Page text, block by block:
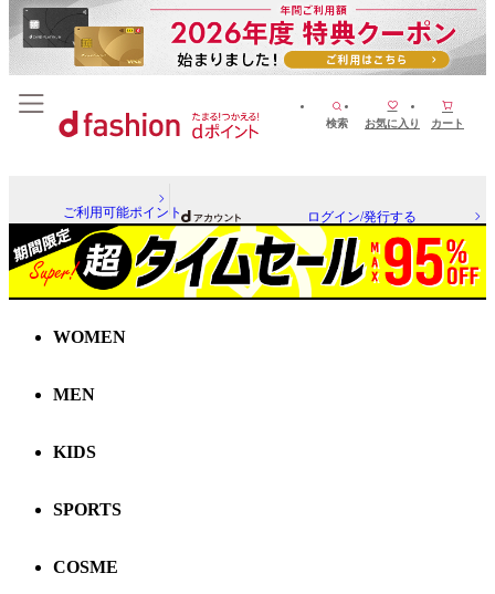
検索 お気に入り カート
ご利用可能ポイント ログイン/発行する
WOMEN
MEN
KIDS
SPORTS
COSME